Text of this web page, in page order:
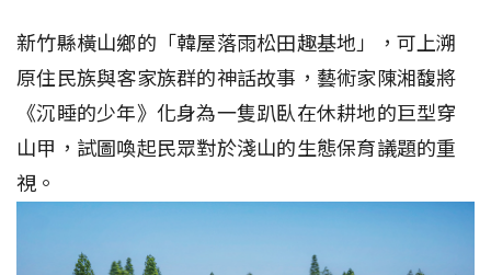
新竹縣橫山鄉的「韓屋落雨松田趣基地」，可上溯
原住民族與客家族群的神話故事，藝術家陳湘馥將
《沉睡的少年》化身為一隻趴臥在休耕地的巨型穿
山甲，試圖喚起民眾對於淺山的生態保育議題的重
視。